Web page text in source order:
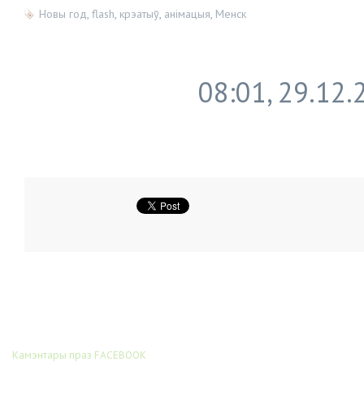
Новы год flash крэатыў анімацыя Менск
08:01,
Камэнтары праз FACEBOOK